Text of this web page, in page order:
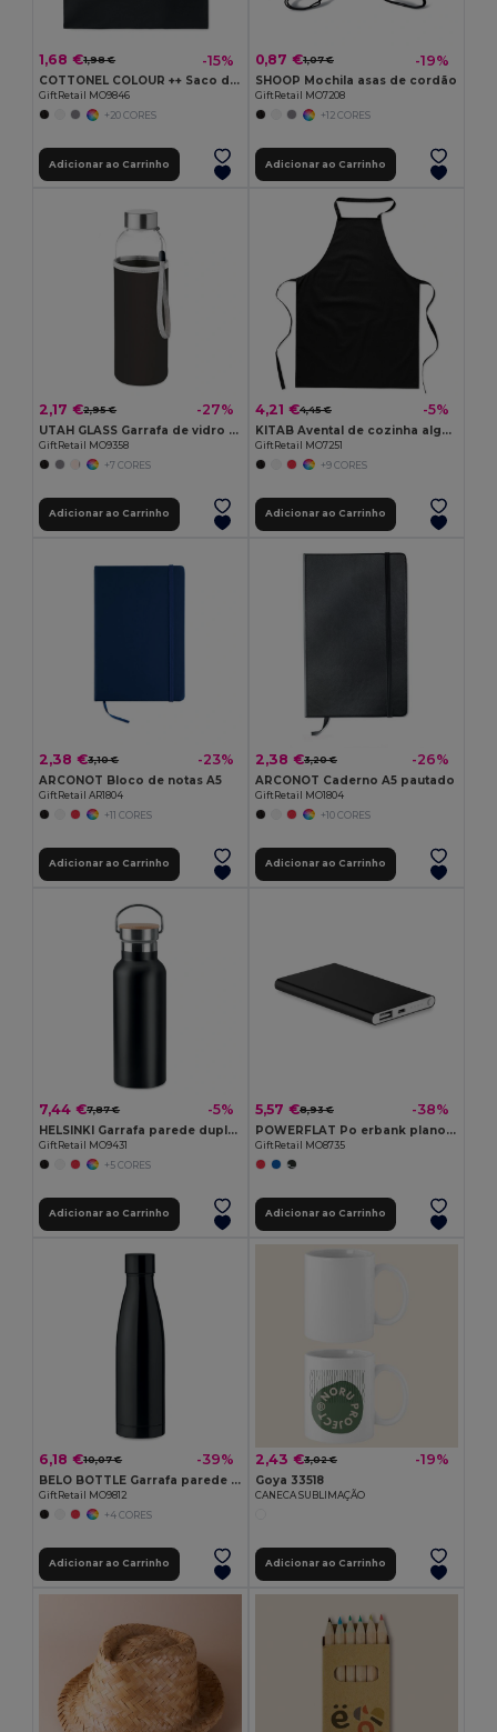
1,68 €1,98 € -15%
COTTONEL COLOUR ++ Saco de algodão 180gr/m2 MO9846-
GiftRetail MO9846
+20 CORES
Adicionar ao Carrinho
0,87 €1,07 € -19%
SHOOP Mochila asas de cordão
GiftRetail MO7208
+12 CORES
Adicionar ao Carrinho
2,17 €2,95 € -27%
UTAH GLASS Garrafa de vidro 500ml
GiftRetail MO9358
+7 CORES
Adicionar ao Carrinho
4,21 €4,45 € -5%
KITAB Avental de cozinha algodão
GiftRetail MO7251
+9 CORES
Adicionar ao Carrinho
2,38 €3,10 € -23%
ARCONOT Bloco de notas A5
GiftRetail AR1804
+11 CORES
Adicionar ao Carrinho
2,38 €3,20 € -26%
ARCONOT Caderno A5 pautado
GiftRetail MO1804
+10 CORES
Adicionar ao Carrinho
7,44 €7,87 € -5%
HELSINKI Garrafa parede dupla de 500 ml
GiftRetail MO9431
+5 CORES
Adicionar ao Carrinho
5,57 €8,93 € -38%
POWERFLAT Po erbank plano 4000mAh
GiftRetail MO8735
Adicionar ao Carrinho
6,18 €10,07 € -39%
BELO BOTTLE Garrafa parede dupla 500ml
GiftRetail MO9812
+4 CORES
Adicionar ao Carrinho
2,43 €3,02 € -19%
Goya 33518
CANECA SUBLIMAÇÃO
Adicionar ao Carrinho